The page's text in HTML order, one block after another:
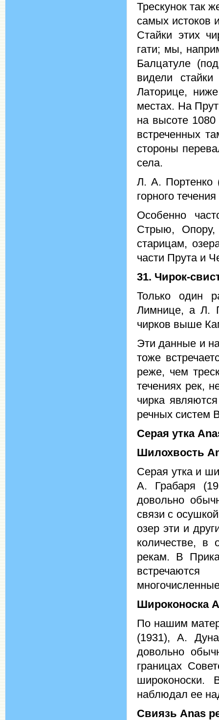
Трескунок так
самых истоков
Стайки этих
гати; мы,
Балцатуле
видели
Латорице,
местах. На
на высоте
встреченных
стороны
села.
Л. А. Портенко
горного
Особенно
Стрыю, Опору,
старицам,
части Прута и
31. Чирок-
Только один
Лимнице, а Л.
чирков выше
Эти данные и
тоже
реже, чем
течениях рек,
чирка
речных систем
Серая утка
Шилохвость
Серая утка и
А. Грабаря
довольно
связи с
озер эти и
количестве, в
рекам. В
Широконоска
По нашим
(1931), А.
довольно
границах
наблюдал ее
Свиязь Anas